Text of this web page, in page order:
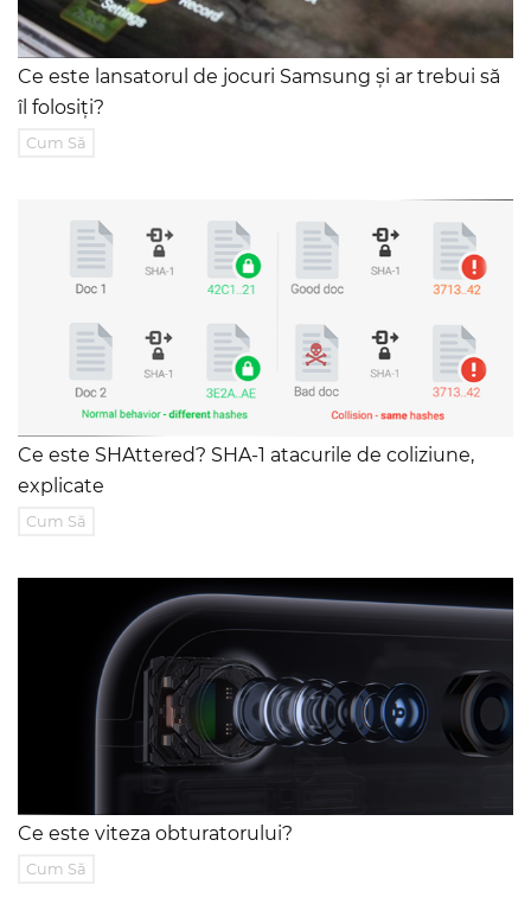
Ce este lansatorul de jocuri Samsung și ar trebui să
îl folosiți?
Cum Să
Ce este SHAttered? SHA-1 atacurile de coliziune,
explicate
Cum Să
Ce este viteza obturatorului?
Cum Să